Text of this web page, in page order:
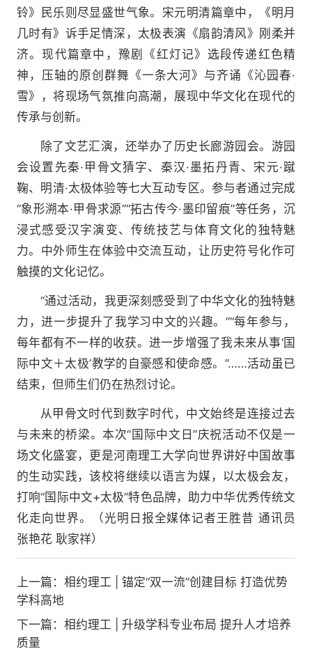
铃》民乐则尽显盛世气象。宋元明清篇章中，《明月
几时有》诉手足情深，太极表演《扇韵清风》刚柔并
济。现代篇章中，豫剧《红灯记》选段传递红色精
神，压轴的原创群舞《一条大河》与齐诵《沁园春·
雪》，将现场气氛推向高潮，展现中华文化在现代的
传承与创新。
除了文艺汇演，还举办了历史长廊游园会。游园
会设置先秦·甲骨文猜字、秦汉·墨拓丹青、宋元·蹴
鞠、明清·太极体验等七大互动专区。参与者通过完成
“象形溯本·甲骨求源”“拓古传今·墨印留痕”等任务，沉
浸式感受汉字演变、传统技艺与体育文化的独特魅
力。中外师生在体验中交流互动，让历史符号化作可
触摸的文化记忆。
“通过活动，我更深刻感受到了中华文化的独特魅
力，进一步提升了我学习中文的兴趣。”“每年参与，
每年都有不一样的收获。进一步增强了我未来从事‘国
际中文＋太极’教学的自豪感和使命感。”……活动虽已
结束，但师生们仍在热烈讨论。
从甲骨文时代到数字时代，中文始终是连接过去
与未来的桥梁。本次“国际中文日”庆祝活动不仅是一
场文化盛宴，更是河南理工大学向世界讲好中国故事
的生动实践，该校将继续以语言为媒，以太极会友，
打响“国际中文+太极”特色品牌，助力中华优秀传统文
化走向世界。（光明日报全媒体记者王胜昔 通讯员
张艳花 耿家祥）
上一篇： 相约理工 | 锚定“双一流”创建目标 打造优势
学科高地
下一篇： 相约理工 | 升级学科专业布局 提升人才培养
质量